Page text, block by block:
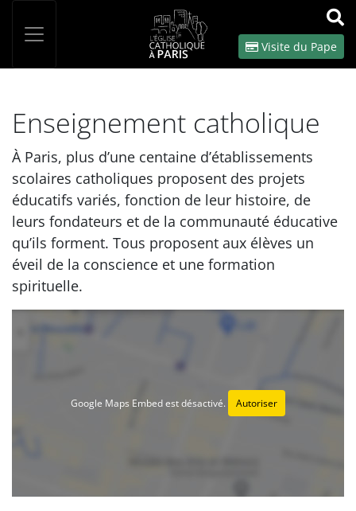
OK
Visite du Pape
Enseignement catholique
À Paris, plus d’une centaine d’établissements
scolaires catholiques proposent des projets
éducatifs variés, fonction de leur histoire, de
leurs fondateurs et de la communauté éducative
qu’ils forment. Tous proposent aux élèves un
éveil de la conscience et une formation
spirituelle.
Google Maps Embed est désactivé. Autoriser
Panneau de gestion des cookies